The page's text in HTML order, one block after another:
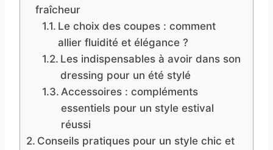
fraîcheur
Le choix des coupes : comment
allier fluidité et élégance ?
Les indispensables à avoir dans son
dressing pour un été stylé
Accessoires : compléments
essentiels pour un style estival
réussi
Conseils pratiques pour un style chic et